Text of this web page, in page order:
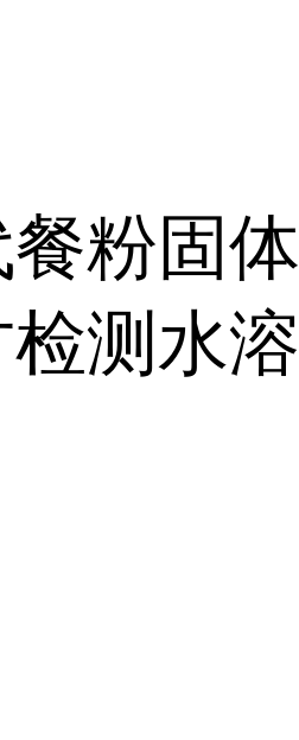
粉固体
测水溶